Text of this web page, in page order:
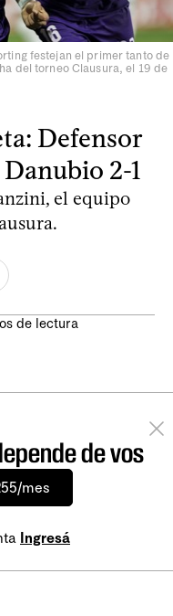
festejan el primer tanto de
del torneo Clausura, el 19 de
Defensor
2-1
el equipo
de lectura
de vos
mes
Ingresá